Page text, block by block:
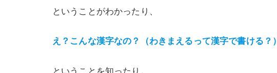
ということがわかったり、
え？こんな漢字なの？（わきまえるって漢字で書ける？）
ということを知ったり。